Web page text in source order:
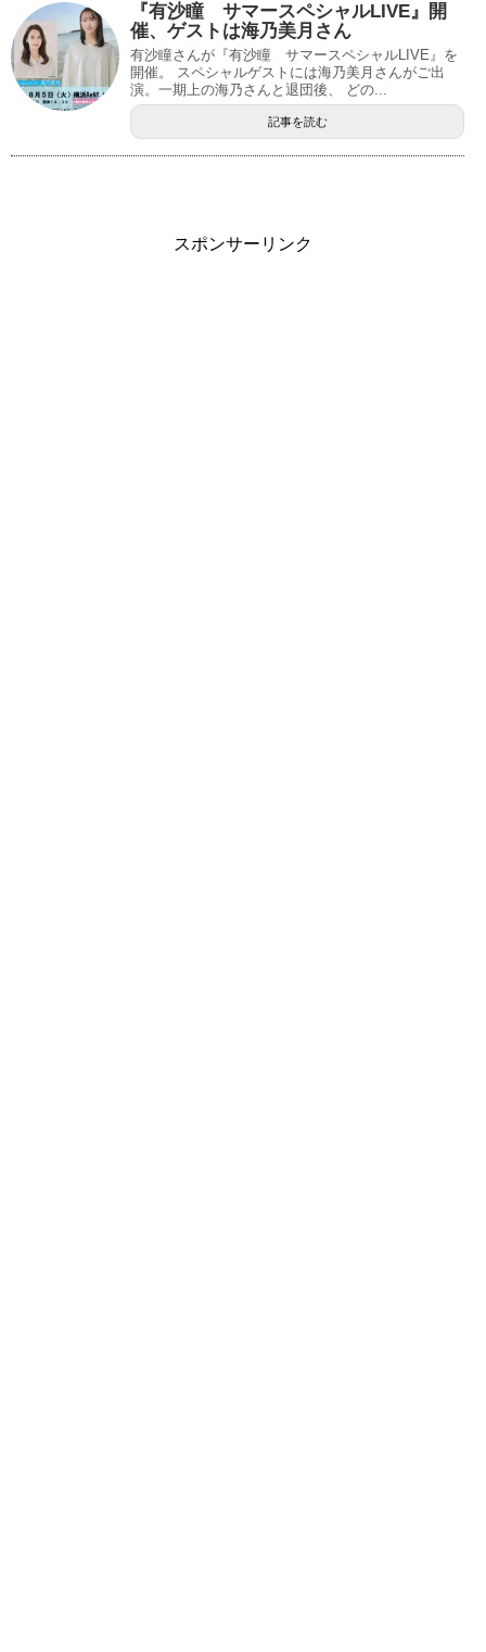
『有沙瞳 サマースペシャルLIVE』開
催、ゲストは海乃美月さん
有沙瞳さんが『有沙瞳 サマースペシャルLIVE』を
開催。 スペシャルゲストには海乃美月さんがご出
演。一期上の海乃さんと退団後、 どの...
記事を読む
スポンサーリンク